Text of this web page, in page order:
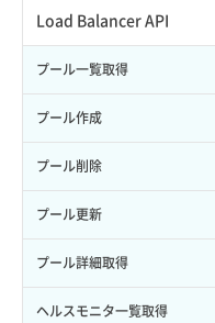
サブユーザーにロールを紐づ
サブユーザー一覧取得
サブユーザー作成
サブユーザー削除
サブユーザー更新
サブユーザー詳細取得
イメージ一覧取得
イメージ保存使用量取得
イメージ保存容量取得
イメージ保存容量変更
イメージ削除
イメージ詳細取得
SSHキーペア一覧取得
SSHキーペア作成
SSHキーペア削除
SSHキーペア詳細取得
アタッチ済みポート一覧取得
アタッチ済みポート詳細取得
アタッチ済みボリューム一覧
QoSポリシー一覧取得
QoSポリシー詳細取得
サブネット一覧取得
サブネット作成（ローカルネ
サブネット削除（ローカルネ
サブネット詳細取得
セキュリティグループ ルール
Load Balancer API
プール一覧取得
プール作成
プール削除
プール更新
プール詳細取得
ヘルスモニタ一覧取得